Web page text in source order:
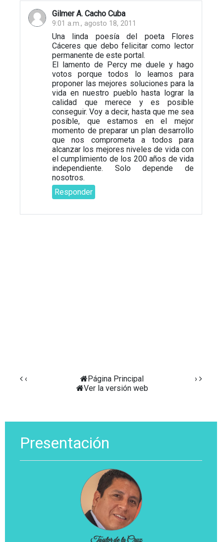
Gilmer A. Cacho Cuba
9:01 a.m., agosto 18, 2011
Una linda poesía del poeta Flores
Cáceres que debo felicitar como lector
permanente de este portal.
El lamento de Percy me duele y hago
votos porque todos lo leamos para
proponer las mejores soluciones para la
vida en nuestro pueblo hasta lograr la
calidad que merece y es posible
conseguir. Voy a decir, hasta que me sea
posible, que estamos en el mejor
momento de preparar un plan desarrollo
que nos comprometa a todos para
alcanzar los mejores niveles de vida con
el cumplimiento de los 200 años de vida
independiente. Solo depende de
nosotros.
Responder
‹ ›
Página Principal
Ver la versión web
Presentación